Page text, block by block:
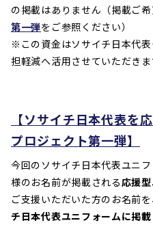
の掲載はありません（掲載ご
第一弾をご参照ください）
※この資金はソサイチ日本代
担軽減へ活用させていただきま
【ソサイチ日本代表を
プロジェクト第一弾】
今回のソサイチ日本代表ユニ
様のお名前が掲載される応援
ご支援いただいた方のお名前
チ日本代表ユニフォームに掲載